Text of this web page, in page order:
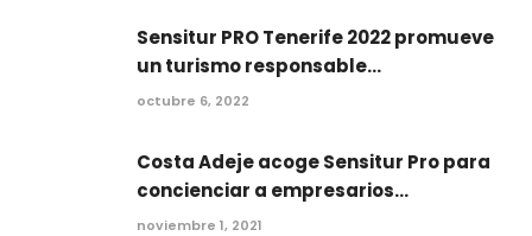
Sensitur PRO Tenerife 2022 promueve
un turismo responsable...
octubre 6, 2022
Costa Adeje acoge Sensitur Pro para
concienciar a empresarios...
noviembre 1, 2021